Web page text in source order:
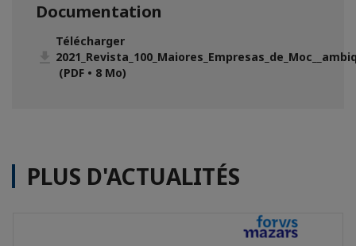
Documentation
Télécharger
(PDF • 8 Mo)
PLUS D'ACTUALITÉS